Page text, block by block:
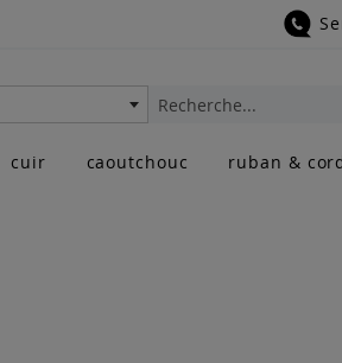
Rechercher
cuir caoutchouc ruban &